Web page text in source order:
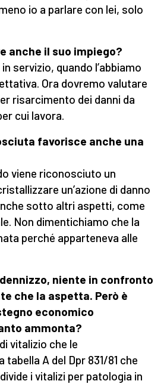
io a parlare con lei, solo
anche il suo impiego?
servizio, quando l’abbiamo
Ora dovremo valutare
risarcimento dei danni da
cui lavora.
favorisce anche una
viene riconosciuto un
un’azione di danno
sotto altri aspetti, come
Non dimentichiamo che la
perché apparteneva alle
niente in confronto
che la aspetta. Però è
economico
ammonta?
vitalizio che le
A del Dpr 831/81 che
i vitalizi per patologia in